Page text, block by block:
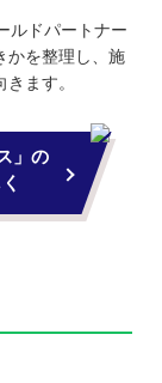
ルドパートナー
かを整理し、施
ます。
」の